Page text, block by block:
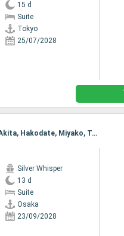
15 d
Suite
Tokyo
25/07/2028
Itinerario : Osaka, Kagoshima, Nagasaki, Busan, Sakai-Minato, Kanazawa, Niigata, Akita, Hakodate, Miyako, Tokyo
Silver Whisper
13 d
Suite
Osaka
23/09/2028